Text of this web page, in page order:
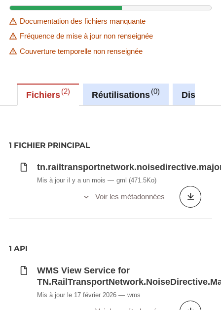
Documentation des fichiers manquante
Fréquence de mise à jour non renseignée
Couverture temporelle non renseignée
Fichiers 2 Réutilisations 0
1 FICHIER PRINCIPAL
Mis à jour il y a un mois gml (471.5Ko)
Voir les métadonnées
1 API
WMS View Service for
Mis à jour le 17 février 2026 wms